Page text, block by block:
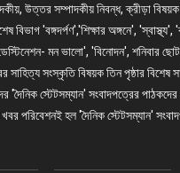
উত্তর সম্পাদকীয় নিবন্ধ, ক্রীড়া বিষয়ক
বিভাগ 'বঙ্গদর্পণ','শিক্ষার অঙ্গনে',
মন ভালো', 'বিনোদন', শনিবার
সাহিত্য সংস্কৃতি বিষয়ক তিন পৃষ্ঠার বিশেষ
'দৈনিক স্টেটসম্যান' সংবাদপত্রের
খবর পরিবেশনই হল 'দৈনিক স্টেটসম্যান'